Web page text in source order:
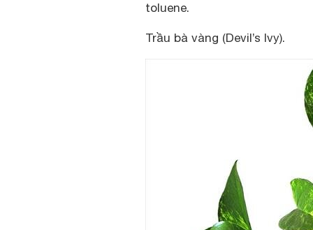
toluene.
Trầu bà vàng (Devil’s Ivy).